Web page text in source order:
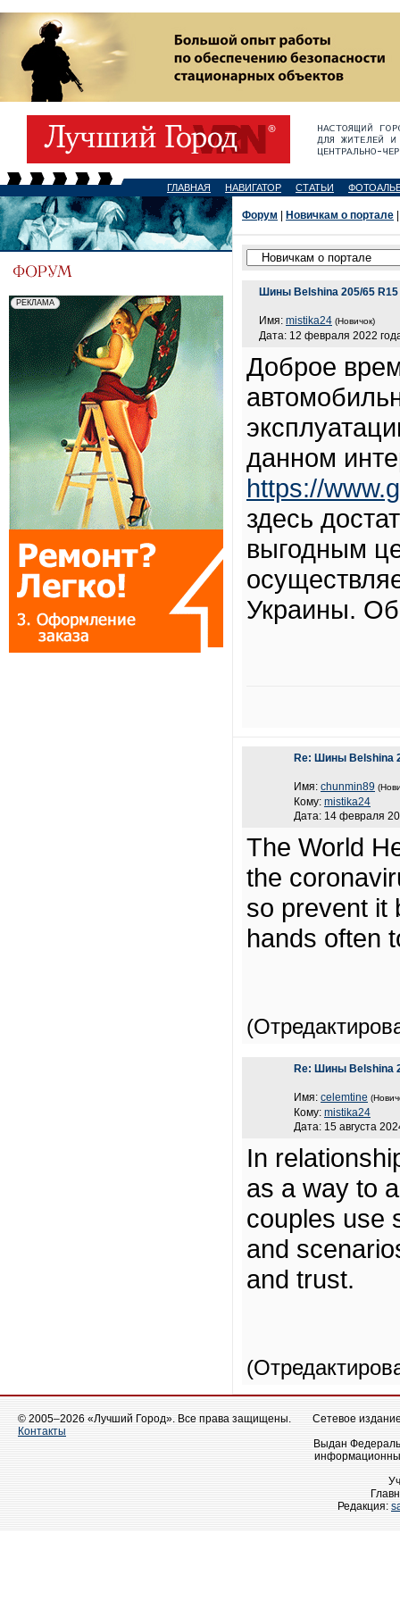
ГЛАВНАЯ НАВИГАТОР СТАТЬИ
Форум Новичкам о портале
Шины Belshina 205/65 R15
Имя: mistika24 (Новичок)
Дата: 12 февраля 2022
Доброе
данном
https://
здесь
выгодным
Украины.
Re: Шины Belshina
Имя: chunmin89
Кому: mistika24
Дата: 14 февраля
The World
the
so prevent it
hands often
Re: Шины Belshina
Имя: celemtine
Кому: mistika24
Дата: 15 августа
In
as a way to
couples use
and
and trust.
© 2005–2026 «Лучший Город». Все права защищены.
Контакты
Сетевое
Выдан
Редакция: